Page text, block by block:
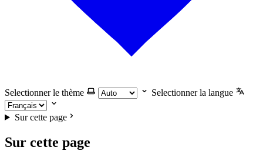
Selectionner le thème Selectionner la langue
Sur cette page
Sur cette page